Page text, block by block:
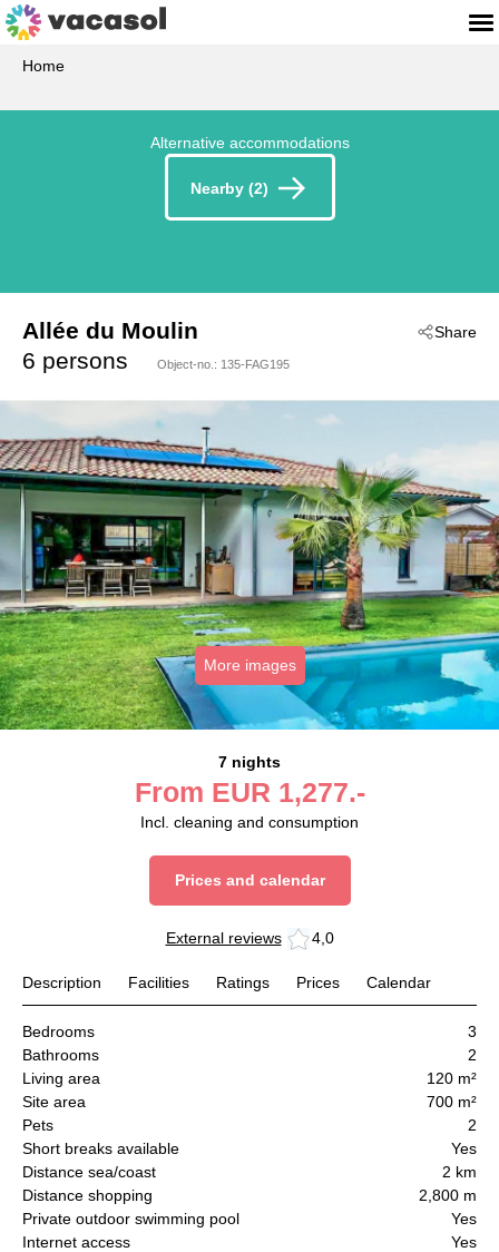
Home
Alternative accommodations
Nearby (2)
Share
Allée du Moulin
- Arcachon
- La Teste-De-Buch
6 persons Object-no.: 135-FAG195
More images
7 nights
From EUR 1,277.-
Incl. cleaning and consumption
Prices and calendar
External reviews 4,0
Description Facilities Ratings Prices Calendar
Bedrooms
3
Bathrooms
2
Living area
120 m²
Site area
700 m²
Pets
2
Short breaks available
Yes
Distance sea/coast
2 km
Distance shopping
2,800 m
Private outdoor swimming pool
Yes
Internet access
Yes